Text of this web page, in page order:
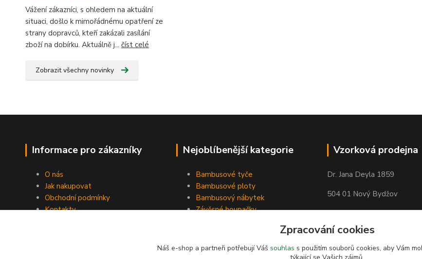
Vážení zákazníci, s ohledem na aktuální
situaci, došlo k mimořádnému opatření ze
strany dopravců, kteří zakázali zasílání
zboží na dobírku. Aktuálně j... číst celé
Zobrazit všechny novinky
Informace pro zákazníky
O nás
Jak nakupovat
Obchodní podmínky
Kontakty
Nejoblíbenější kategorie
Bambusové tyče
Bambusové ploty
Bambusový nábytek
Závěsné houpačky
Vzorková prodejna
Dr. Jana Deyla 1859
504 01 Nový Bydžov
Otevírací doba:
Po - Pá 8:00 - 17:00
So - 8:00 - 17:00
Zpracování cookies
Náš e-shop a partneři potřebují Váš souhlas s použitím souborů cookies, aby Vám